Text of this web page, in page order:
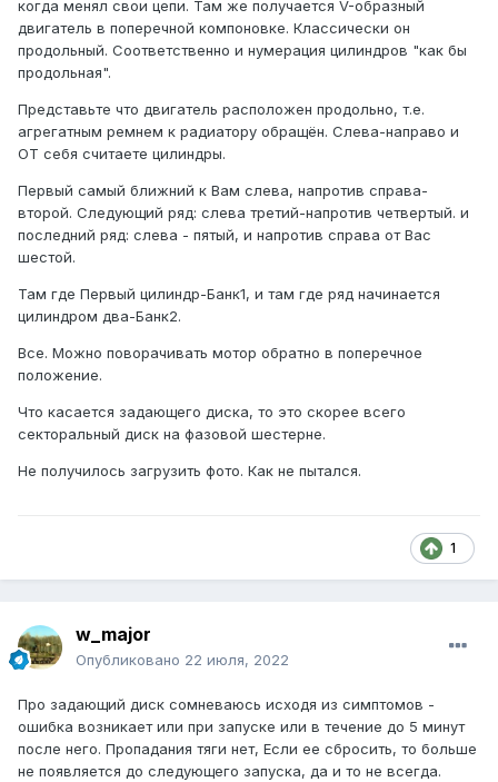
когда менял свои цепи. Там же получается V-образный
двигатель в поперечной компоновке. Классически он
продольный. Соответственно и нумерация цилиндров "как бы
продольная".
Представьте что двигатель расположен продольно, т.е.
агрегатным ремнем к радиатору обращён. Слева-направо и
ОТ себя считаете цилиндры.
Первый самый ближний к Вам слева, напротив справа-
второй. Следующий ряд: слева третий-напротив четвертый. и
последний ряд: слева - пятый, и напротив справа от Вас
шестой.
Там где Первый цилиндр-Банк1, и там где ряд начинается
цилиндром два-Банк2.
Все. Можно поворачивать мотор обратно в поперечное
положение.
Что касается задающего диска, то это скорее всего
секторальный диск на фазовой шестерне.
Не получилось загрузить фото. Как не пытался.
1
w_major
Опубликовано 22 июля, 2022
Про задающий диск сомневаюсь исходя из симптомов -
ошибка возникает или при запуске или в течение до 5 минут
после него. Пропадания тяги нет, Если ее сбросить, то больше
не появляется до следующего запуска, да и то не всегда.